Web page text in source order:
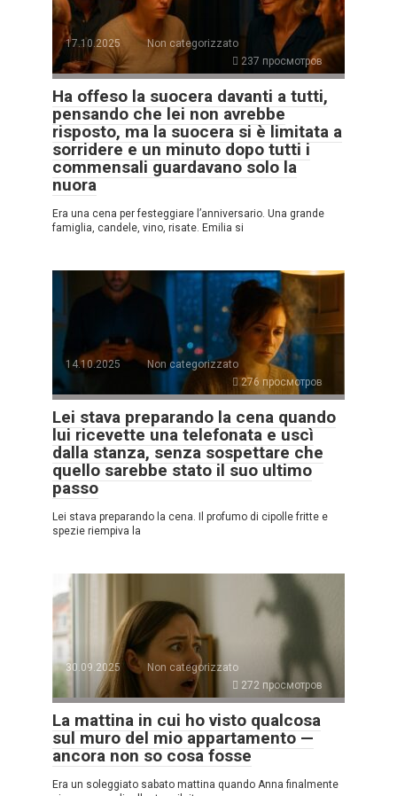
17.10.2025
Non categorizzato
237 просмотров
Ha offeso la suocera davanti a tutti,
pensando che lei non avrebbe
risposto, ma la suocera si è limitata a
sorridere e un minuto dopo tutti i
commensali guardavano solo la
nuora
Era una cena per festeggiare l’anniversario. Una grande
famiglia, candele, vino, risate. Emilia si
14.10.2025
Non categorizzato
276 просмотров
Lei stava preparando la cena quando
lui ricevette una telefonata e uscì
dalla stanza, senza sospettare che
quello sarebbe stato il suo ultimo
passo
Lei stava preparando la cena. Il profumo di cipolle fritte e
spezie riempiva la
30.09.2025
Non categorizzato
272 просмотров
La mattina in cui ho visto qualcosa
sul muro del mio appartamento —
ancora non so cosa fosse
Era un soleggiato sabato mattina quando Anna finalmente